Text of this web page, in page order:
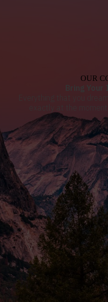
OUR
Everything that you
exactly at the